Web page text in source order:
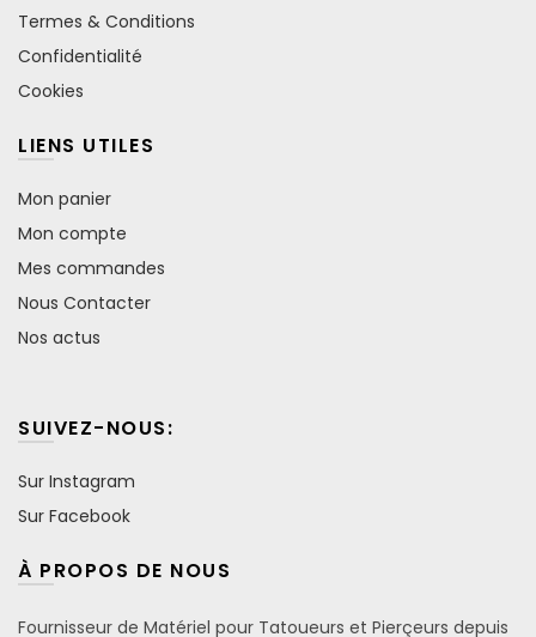
Termes & Conditions
Confidentialité
Cookies
LIENS UTILES
Mon panier
Mon compte
Mes commandes
Nous Contacter
Nos actus
SUIVEZ-NOUS:
Sur Instagram
Sur Facebook
À PROPOS DE NOUS
Fournisseur de Matériel pour Tatoueurs et Pierçeurs depuis